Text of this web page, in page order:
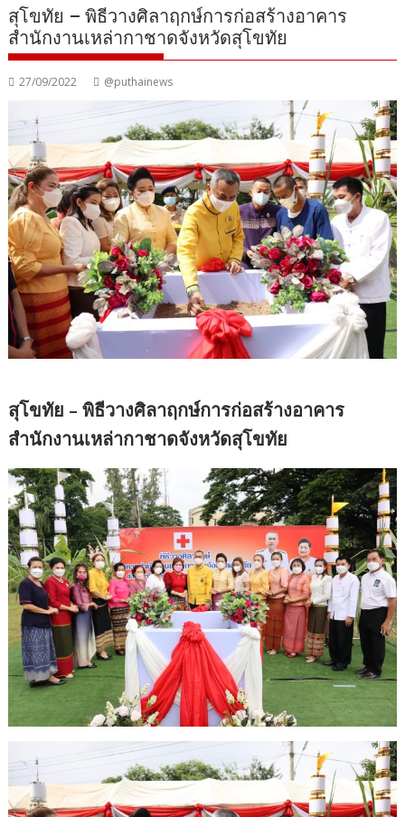
สุโขทัย – พิธีวางศิลาฤกษ์การก่อสร้างอาคาร
สำนักงานเหล่ากาชาดจังหวัดสุโขทัย
27/09/2022 @puthainews
สุโขทัย – พิธีวางศิลาฤกษ์การก่อสร้างอาคาร
สำนักงานเหล่ากาชาดจังหวัดสุโขทัย